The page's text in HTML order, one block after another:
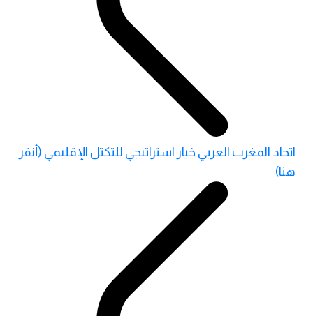
اتحاد المغرب العربي خيار استراتيجي للتكتل الإقليمي (أنقر
هنا)